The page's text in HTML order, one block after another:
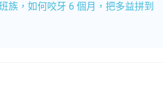
族，如何咬牙 6 個月，把多益拼到